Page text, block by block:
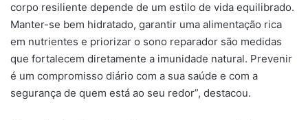
corpo resiliente depende de um estilo de vida equilibrado.
Manter-se bem hidratado, garantir uma alimentação rica
em nutrientes e priorizar o sono reparador são medidas
que fortalecem diretamente a imunidade natural. Prevenir
é um compromisso diário com a sua saúde e com a
segurança de quem está ao seu redor”, destacou.